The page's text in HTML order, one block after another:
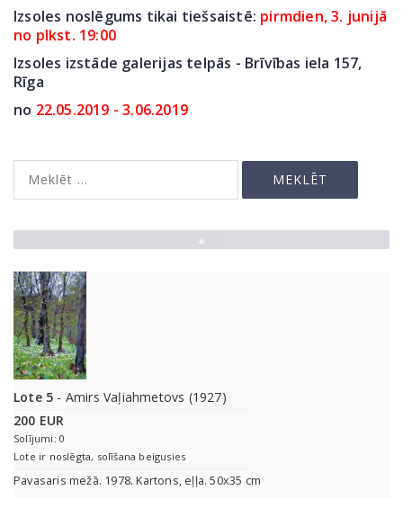
Izsoles noslēgums tikai tiešsaistē: pirmdien, 3. junijā
no plkst. 19:00
Izsoles izstāde galerijas telpās - Brīvības iela 157,
Rīga
no 22.05.2019 - 3.06.2019
Lote 5 - Amirs Vaļiahmetovs (1927)
200 EUR
Solījumi: 0
Lote ir noslēgta, solīšana beigusies
Pavasaris mežā. 1978. Kartons, eļļa. 50x35 cm